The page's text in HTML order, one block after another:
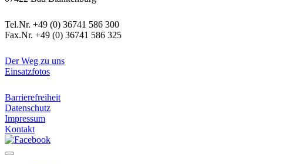
Tel.Nr. +49 (0) 36741 586 300
Fax.Nr. +49 (0) 36741 586 325
Der Weg zu uns
Einsatzfotos
Barrierefreiheit
Datenschutz
Impressum
Kontakt